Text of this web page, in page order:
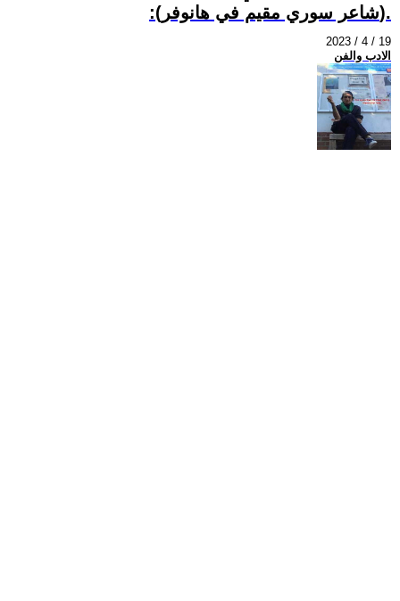
:(شاعر سوري مقيم في هانوفر).
2023 / 4 / 19
الادب والفن